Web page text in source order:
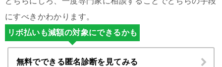
にすべきかわかります。
リボ払いも減額の対象にできるかも
無料でできる匿名診断を見てみる